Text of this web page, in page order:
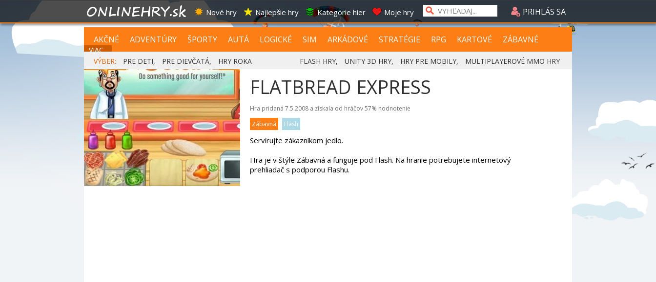
Nové hry Najlepšie hry Kategórie hier Moje hry PRIHLÁS SA
AKČNÉ ADVENTÚRY ŠPORTY AUTÁ LOGICKÉ SIM ARKÁDOVÉ STRATÉGIE RPG KARTOVÉ ZÁBAVNÉ
VIAC...
VÝBER:
PRE DETI, PRE DIEVČATÁ, HRY ROKA FLASH HRY, UNITY 3D HRY, HRY PRE MOBILY, MULTIPLAYEROVÉ MMO HRY
FLATBREAD EXPRESS
Hra pridaná 7.5.2008 a získala od hráčov57% hodnotenie
Zábavná
Flash
Servírujte zákazníkom jedlo.
Hra je v štýle Zábavná a funguje pod Flash. Na hranie potrebujete internetový
prehliadač s podporou Flashu.